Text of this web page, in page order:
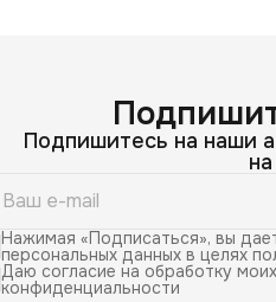
Подпишитесь на наши
Нажимая «Подписаться», вы
персональных данных в целях
Даю согласие на обработку
конфиденциальности